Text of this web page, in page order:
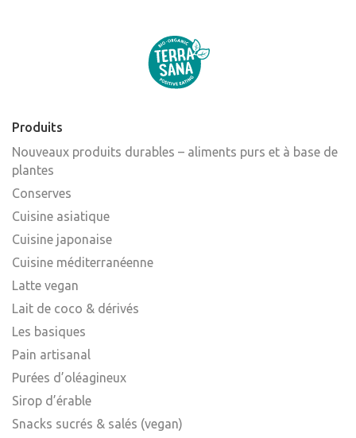
Produits
Nouveaux produits durables – aliments purs et à base de
plantes
Conserves
Cuisine asiatique
Cuisine japonaise
Cuisine méditerranéenne
Latte vegan
Lait de coco & dérivés
Les basiques
Pain artisanal
Purées d’oléagineux
Sirop d’érable
Snacks sucrés & salés (vegan)